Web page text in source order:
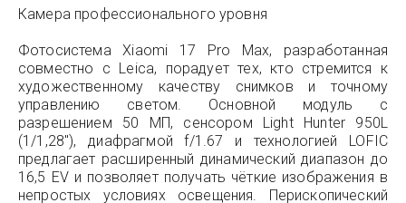
Камера профессионального уровня
Фотосистема Xiaomi 17 Pro Max, разработанная
совместно с Leica, порадует тех, кто стремится к
художественному качеству снимков и точному
управлению светом. Основной модуль с
разрешением 50 МП, сенсором Light Hunter 950L
(1/1,28″), диафрагмой f/1.67 и технологией LOFIC
предлагает расширенный динамический диапазон до
16,5 EV и позволяет получать чёткие изображения в
непростых условиях освещения. Перископический